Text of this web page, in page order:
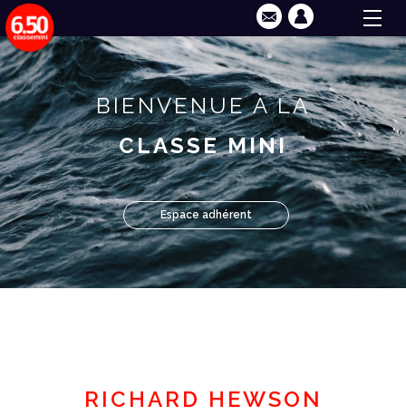
BIENVENUE À LA
CLASSE MINI
Espace adhérent
RICHARD HEWSON